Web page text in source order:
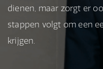
dienen, maar zorgt er
stappen volgt om een
krijgen.